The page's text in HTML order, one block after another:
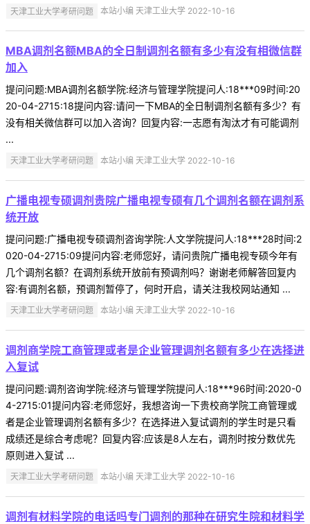
天津工业大学考研问题 本站小编 天津工业大学 2022-10-16
MBA调剂名额MBA的全日制调剂名额有多少有没有相微信群
加入
提问问题:MBA调剂名额学院:经济与管理学院提问人:18***09时间:20
20-04-2715:18提问内容:请问一下MBA的全日制调剂名额有多少？有
没有相关微信群可以加入咨询？回复内容:一志愿有淘汰才有可能调剂
...
天津工业大学考研问题 本站小编 天津工业大学 2022-10-16
广播电视专硕调剂贵院广播电视专硕有几个调剂名额在调剂系
统开放
提问问题:广播电视专硕调剂咨询学院:人文学院提问人:18***28时间:2
020-04-2715:09提问内容:老师您好，请问贵院广播电视专硕今年有
几个调剂名额？在调剂系统开放前有预调剂吗？谢谢老师解答回复内
容:有调剂名额，预调剂暂停了，何时开启，请关注我校网站通知 ...
天津工业大学考研问题 本站小编 天津工业大学 2022-10-16
调剂商学院工商管理或者是企业管理调剂名额有多少在选择进
入复试
提问问题:调剂咨询学院:经济与管理学院提问人:18***96时间:2020-0
4-2715:01提问内容:老师您好，我想咨询一下贵校商学院工商管理或
者是企业管理调剂名额有多少？在选择进入复试调剂的学生时是只看
成绩还是综合考虑呢？回复内容:应该是8人左右，调剂时按分数优先
原则进入复试 ...
天津工业大学考研问题 本站小编 天津工业大学 2022-10-16
调剂有材料学院的电话吗专门调剂的那种在研究生院和材料学